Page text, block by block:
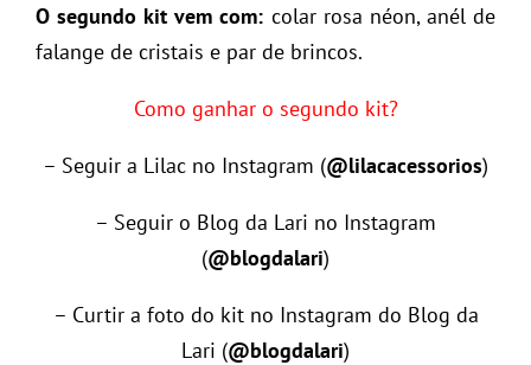
O segundo kit vem com: colar rosa néon, anél de
falange de cristais e par de brincos.
Como ganhar o segundo kit?
– Seguir a Lilac no Instagram (@lilacacessorios)
– Seguir o Blog da Lari no Instagram
(@blogdalari)
– Curtir a foto do kit no Instagram do Blog da
Lari (@blogdalari)